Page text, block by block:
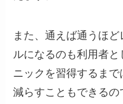
また、通えば通うほ
ルになるのも利用者
ニックを習得するま
減らすこともできるの